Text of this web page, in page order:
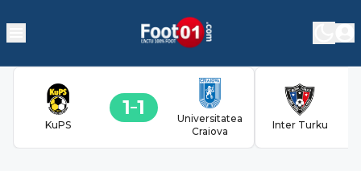
KuPS
1 1
Universitatea
Craiova
Inter Turku